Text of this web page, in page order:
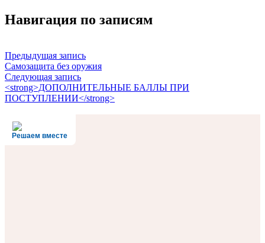
Навигация по записям
Предыдущая запись
Самозащита без оружия
Следующая запись
<strong>ДОПОЛНИТЕЛЬНЫЕ БАЛЛЫ ПРИ
ПОСТУПЛЕНИИ</strong>
Решаем вместе